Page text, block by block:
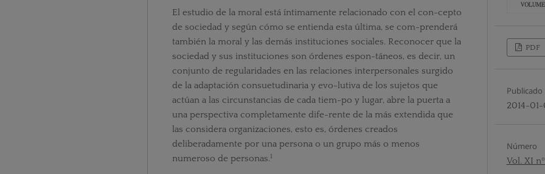
El estudio de la moral está íntimamente relacionado con el con-cepto
de sociedad y según cómo se entienda esta última, se com-prenderá
también la moral y las demás instituciones sociales. Reconocer que la
sociedad y sus instituciones son órdenes espon-táneos, es decir, un
conjunto de regularidades en las relaciones interpersonales surgido
de la adaptación consuetudinaria y evo-lutiva de los sujetos que
actúan a las circunstancias de cada tiem-po y lugar, abre la puerta a
una perspectiva completamente dife-rente de la más extendida que
las considera organizaciones, esto es, órdenes creados
deliberadamente por una persona o un grupo más o menos
numeroso de personas.1
PDF
Publicado
2014-01-
Número
Vol. XI